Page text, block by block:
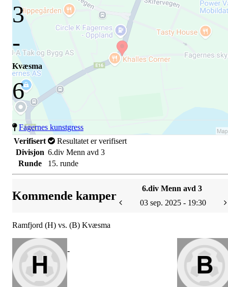
3
-
Kvæsma
6
Fagernes kunstgress
Verifisert
Resultatet er verifisert
Divisjon 6.div Menn avd 3
Runde
15. runde
Kommende kamper
6.div Menn avd 3
03 sep. 2025 - 19:30
Ramfjord (H) vs. (B) Kvæsma
-